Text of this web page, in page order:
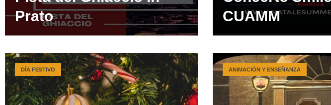
Prato
CUAMM
DÍA FESTIVO ANIMACIÓN Y ENSEÑANZA